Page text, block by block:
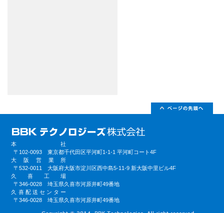
本社
〒102-0093 東京都千代田区平河町1-1-1 平河町コート4F
大阪営業所
〒532-0011 大阪府大阪市淀川区西中島5-11-9 新大阪中里ビル4F
久喜工場
〒346-0028 埼玉県久喜市河原井町49番地
久喜配送センター
〒346-0028 埼玉県久喜市河原井町49番地